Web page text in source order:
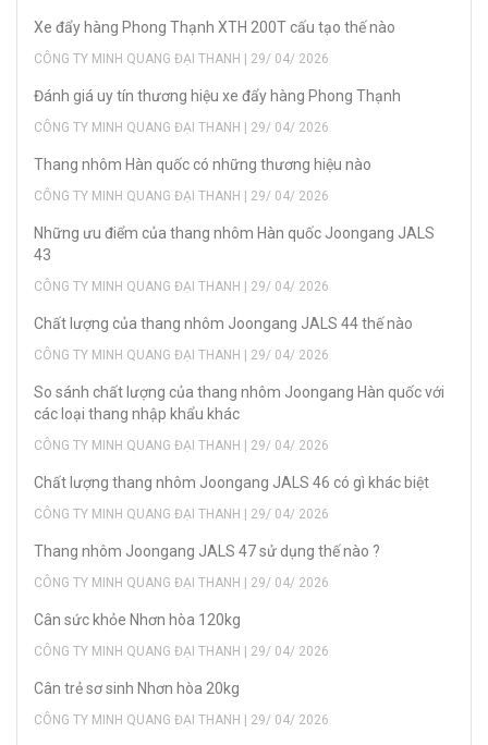
Xe đẩy hàng Phong Thạnh XTH 200T cấu tạo thế nào
CÔNG TY MINH QUANG ĐẠI THANH | 29/ 04/ 2026
Đánh giá uy tín thương hiệu xe đẩy hàng Phong Thạnh
CÔNG TY MINH QUANG ĐẠI THANH | 29/ 04/ 2026
Thang nhôm Hàn quốc có những thương hiệu nào
CÔNG TY MINH QUANG ĐẠI THANH | 29/ 04/ 2026
Những ưu điểm của thang nhôm Hàn quốc Joongang JALS
43
CÔNG TY MINH QUANG ĐẠI THANH | 29/ 04/ 2026
Chất lượng của thang nhôm Joongang JALS 44 thế nào
CÔNG TY MINH QUANG ĐẠI THANH | 29/ 04/ 2026
So sánh chất lượng của thang nhôm Joongang Hàn quốc với
các loại thang nhập khẩu khác
CÔNG TY MINH QUANG ĐẠI THANH | 29/ 04/ 2026
Chất lượng thang nhôm Joongang JALS 46 có gì khác biệt
CÔNG TY MINH QUANG ĐẠI THANH | 29/ 04/ 2026
Thang nhôm Joongang JALS 47 sử dụng thế nào ?
CÔNG TY MINH QUANG ĐẠI THANH | 29/ 04/ 2026
Cân sức khỏe Nhơn hòa 120kg
CÔNG TY MINH QUANG ĐẠI THANH | 29/ 04/ 2026
Cân trẻ sơ sinh Nhơn hòa 20kg
CÔNG TY MINH QUANG ĐẠI THANH | 29/ 04/ 2026